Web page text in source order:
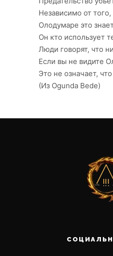
Независимо от
Олодумаре это
Он кто использует
Люди говорят, что
Если вы не видите
Это не означает,
(Из Ogunda Bede)